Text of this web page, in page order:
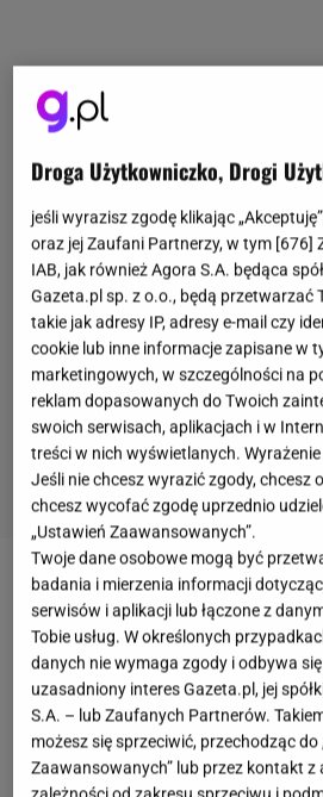
Zobacz wideoJak zapleść
Fryzury odmładzające po 40 -
pielęgnacja
Lata farbowania, mocna
Droga Użytkowniczko, Drogi
jeśli wyrazisz zgodę klikając
oraz jej Zaufani Partnerzy, w tym [676]
IAB, jak również Agora S.A. będąca
Gazeta.pl sp. z o.o., będą przetwarzać
takie jak adresy IP, adresy e-mail czy
cookie lub inne informacje zapisane w
marketingowych, w szczególności na
reklam dopasowanych do Twoich
swoich serwisach, aplikacjach i w
treści w nich wyświetlanych.
Jeśli nie chcesz wyrazić zgody, chcesz
chcesz wycofać zgodę uprzednio
„Ustawień Zaawansowanych”.
Twoje dane osobowe mogą być
badania i mierzenia informacji
serwisów i aplikacji lub łączone z
Tobie usług. W określonych
danych nie wymaga zgody i odbywa
uzasadniony interes Gazeta.pl, jej
S.A. – lub Zaufanych Partnerów.
możesz się sprzeciwić, przechodząc do
Zaawansowanych” lub przez kontakt